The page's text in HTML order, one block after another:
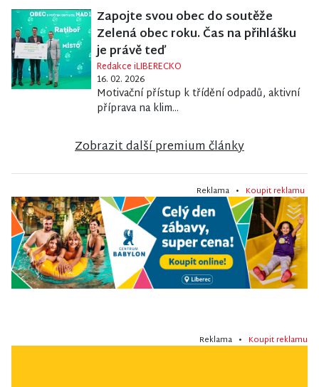
Zapojte svou obec do soutěže
Zelená obec roku. Čas na přihlášku
je právě teď
Redakce iLIBERECKO
16. 02. 2026
Motivační přístup k třídění odpadů, aktivní
příprava na klim...
Zobrazit další premium články
Reklama • Koupit reklamu
Reklama • Koupit reklamu